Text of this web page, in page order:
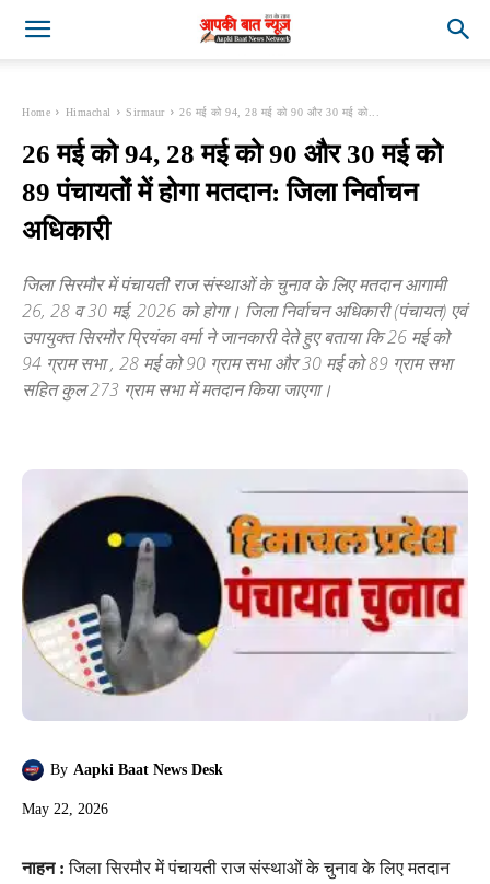
Home Himachal Sirmaur 26 मई को 94, 28 मई को 90 और 30 मई को...
26 मई को 94, 28 मई को 90 और 30 मई को
89 पंचायतों में होगा मतदान: जिला निर्वाचन
अधिकारी
जिला सिरमौर में पंचायती राज संस्थाओं के चुनाव के लिए मतदान आगामी
26, 28 व 30 मई, 2026 को होगा। जिला निर्वाचन अधिकारी (पंचायत) एवं
उपायुक्त सिरमौर प्रियंका वर्मा ने जानकारी देते हुए बताया कि 26 मई को
94 ग्राम सभा , 28 मई को 90 ग्राम सभा और 30 मई को 89 ग्राम सभा
सहित कुल 273 ग्राम सभा में मतदान किया जाएगा।
By Aapki Baat News Desk
May 22, 2026
नाहन : जिला सिरमौर में पंचायती राज संस्थाओं के चुनाव के लिए मतदान